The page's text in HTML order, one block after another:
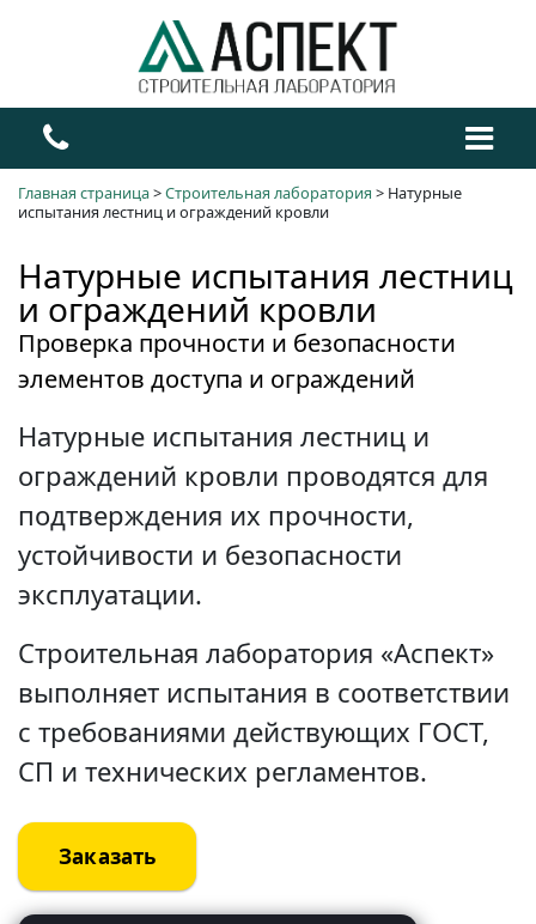
Главная страница>Строительная лаборатория > Натурные
испытания лестниц и ограждений кровли
Натурные испытания лестниц
и ограждений кровли
Проверка прочности и безопасности
элементов доступа и ограждений
Натурные испытания лестниц и
ограждений кровли проводятся для
подтверждения их прочности,
устойчивости и безопасности
эксплуатации.
Строительная лаборатория «Аспект»
выполняет испытания в соответствии
с требованиями действующих ГОСТ,
СП и технических регламентов.
Заказать